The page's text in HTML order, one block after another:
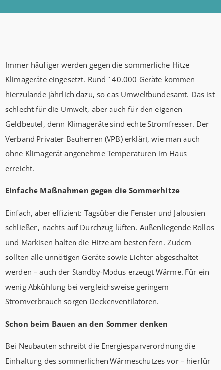
Immer häufiger werden gegen die sommerliche Hitze
Klimageräte eingesetzt. Rund 140.000 Geräte kommen
hierzulande jährlich dazu, so das Umweltbundesamt. Das ist
schlecht für die Umwelt, aber auch für den eigenen
Geldbeutel, denn Klimageräte sind echte Stromfresser. Der
Verband Privater Bauherren (VPB) erklärt, wie man auch
ohne Klimagerät angenehme Temperaturen im Haus
erreicht.
Einfache Maßnahmen gegen die Sommerhitze
Einfach, aber effizient: Tagsüber die Fenster und Jalousien
schließen, nachts auf Durchzug lüften. Außenliegende Rollos
und Markisen halten die Hitze am besten fern. Zudem
sollten alle unnötigen Geräte sowie Lichter abgeschaltet
werden – auch der Standby-Modus erzeugt Wärme. Für ein
wenig Abkühlung bei vergleichsweise geringem
Stromverbrauch sorgen Deckenventilatoren.
Schon beim Bauen an den Sommer denken
Bei Neubauten schreibt die Energiesparverordnung die
Einhaltung des sommerlichen Wärmeschutzes vor – hierfür